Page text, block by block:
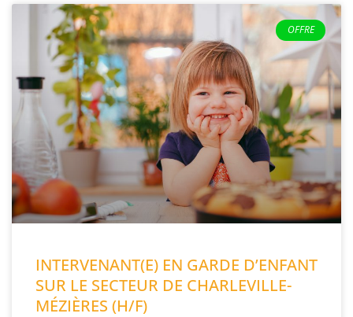
OFFRE
INTERVENANT(E) EN GARDE D’ENFANT
SUR LE SECTEUR DE CHARLEVILLE-
MÉZIÈRES (H/F)